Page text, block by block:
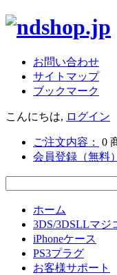
お問い合わせ
サイトマップ
ブックマーク
こんにちは, ログイン
ご注文内容： 0
会員登録（無料）
ホーム
3DS/3DSLLマジ
iPhoneケース
PS3プラグ
お客様サポート